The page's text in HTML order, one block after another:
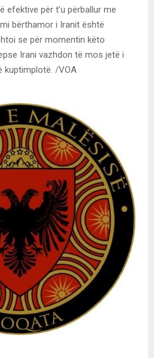
efektive për t’u përballur me
bërthamor i Iranit është
se për momentin këto
Irani vazhdon të mos jetë i
kuptimplotë. /VOA